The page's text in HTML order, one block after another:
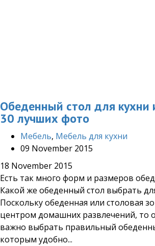
Обеденный стол для кухни
30 лучших фото
Мебель, Мебель для кухни
09 November 2015
18 November 2015
Есть так много форм и размеров
Какой же обеденный стол выбрать
Поскольку обеденная или столовая
центром домашних развлечений, то
важно выбрать правильный
которым удобно...